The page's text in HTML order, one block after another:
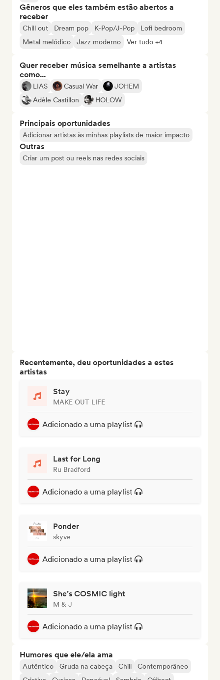
Gêneros que eles também estão abertos a
receber
Chill out Dream pop K-Pop/J-Pop
Lofi bedroom
Metal melódico
Jazz moderno Ver tudo +4
Quer receber música semelhante a artistas
como...
LIAS Casual War
JOHEM
Adèle Castillon
HOLOW
Principais oportunidades
Adicionar artistas às minhas playlists de maior impacto
Outras
Criar um post ou reels nas redes sociais
Recentemente, deu oportunidades a estes
artistas
Stay
MAKE OUT LIFE
Adicionado a uma playlist
Last for Long
Ru Bradford
Adicionado a uma playlist
Ponder
skyve
Adicionado a uma playlist
She’s COSMIC light
M & J
Adicionado a uma playlist
Humores que ele/ela ama
Autêntico Gruda na cabeça Chill
Contemporâneo